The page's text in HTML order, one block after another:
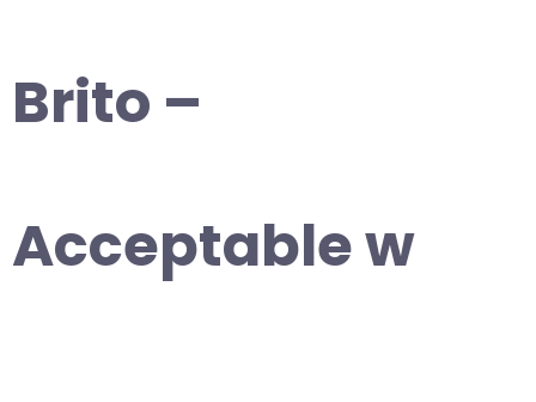
Brito –
Acceptable w